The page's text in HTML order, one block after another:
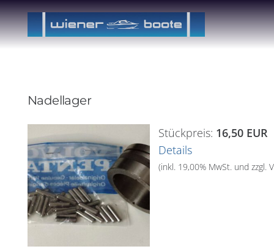
Nadellager
Stückpreis: 16,50 EUR
Details
(inkl. 19,00% MwSt. und zzgl.